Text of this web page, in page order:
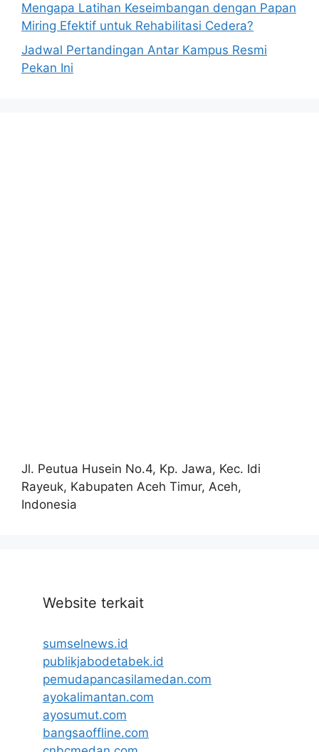
Mengapa Latihan Keseimbangan dengan Papan
Miring Efektif untuk Rehabilitasi Cedera?
Jadwal Pertandingan Antar Kampus Resmi
Pekan Ini
Jl. Peutua Husein No.4, Kp. Jawa, Kec. Idi
Rayeuk, Kabupaten Aceh Timur, Aceh,
Indonesia
Website terkait
sumselnews.id
publikjabodetabek.id
pemudapancasilamedan.com
ayokalimantan.com
ayosumut.com
bangsaoffline.com